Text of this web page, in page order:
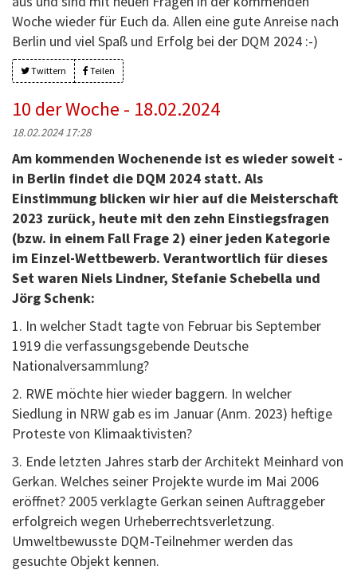
Woche wieder für Euch da. Allen eine gute Anreise nach
Berlin und viel Spaß und Erfolg bei der DQM 2024 :-)
Twittern Teilen
10 der Woche - 18.02.2024
18.02.2024 17:28
Am kommenden Wochenende ist es wieder soweit -
in Berlin findet die DQM 2024 statt. Als
Einstimmung blicken wir hier auf die Meisterschaft
2023 zurück, heute mit den zehn Einstiegsfragen
(bzw. in einem Fall Frage 2) einer jeden Kategorie
im Einzel-Wettbewerb. Verantwortlich für dieses
Set waren Niels Lindner, Stefanie Schebella und
Jörg Schenk:
1. In welcher Stadt tagte von Februar bis September
1919 die verfassungsgebende Deutsche
Nationalversammlung?
2. RWE möchte hier wieder baggern. In welcher
Siedlung in NRW gab es im Januar (Anm. 2023) heftige
Proteste von Klimaaktivisten?
3. Ende letzten Jahres starb der Architekt Meinhard von
Gerkan. Welches seiner Projekte wurde im Mai 2006
eröffnet? 2005 verklagte Gerkan seinen Auftraggeber
erfolgreich wegen Urheberrechtsverletzung.
Umweltbewusste DQM-Teilnehmer werden das
gesuchte Objekt kennen.